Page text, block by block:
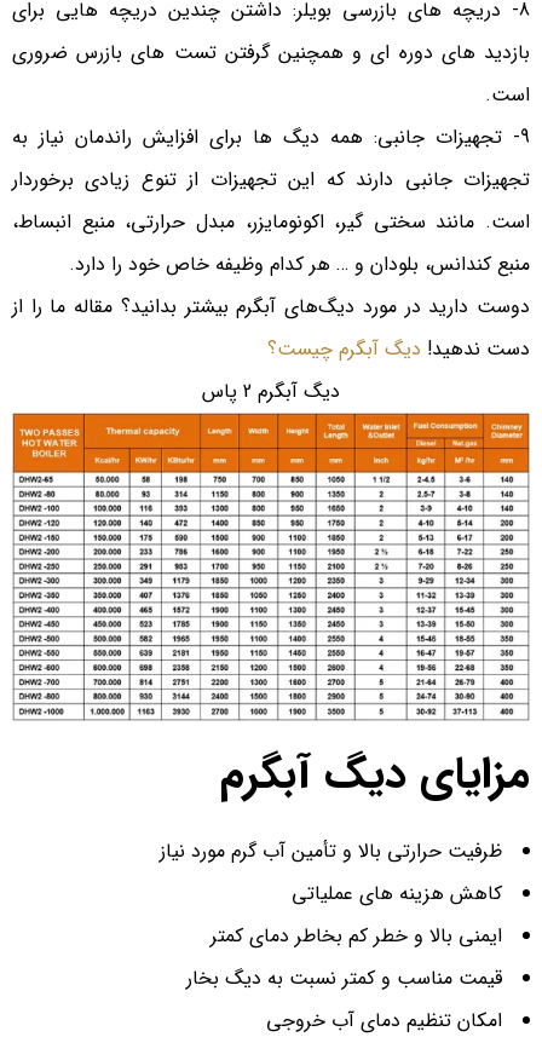
8- دریچه های بازرسی بویلر: داشتن چندین دریچه هایی برای
بازدید های دوره ای و همچنین گرفتن تست های بازرس ضروری
است.
9- تجهیزات جانبی: همه دیگ ها برای افزایش راندمان نیاز به
تجهیزات جانبی دارند که این تجهیزات از تنوع زیادی برخوردار
است. مانند سختی گیر، اکونومایزر، مبدل حرارتی، منبع انبساط،
منبع کندانس، بلودان و … هر کدام وظیفه خاص خود را دارد.
دوست دارید در مورد دیگ‌های آبگرم بیشتر بدانید؟ مقاله ما را از
دست ندهید! دیگ آبگرم چیست؟
دیگ آبگرم 2 پاس
مزایای دیگ آبگرم
ظرفیت حرارتی بالا و تأمین آب گرم مورد نیاز
کاهش هزینه های عملیاتی
ایمنی بالا و خطر کم بخاطر دمای کمتر
قیمت مناسب و کمتر نسبت به دیگ بخار
امکان تنظیم دمای آب خروجی